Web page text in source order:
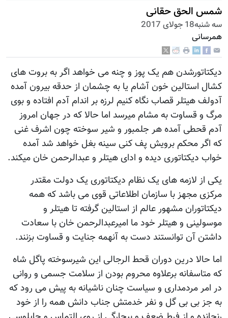
شمس الحق حقانی
سه شنبه18 جولای 2017
همرسانی
دیکتاتورشدن هم یک پوز و چنه می خواهد اگر به بروت های
کشال استالین خون آشام یا به چشمان از حدقه بیرون آمده
آدولف هیتلر قصاب نگاه کنیم لرزه بر اندام آدم افتاده و بوی
مرگ و قساوت به مشام میرسد اما حالا که در جهان امروز
آدم قحطی آمده هر جلمبور و شیر سوخته چون اشرف غنی
که اگر محکم برویش پف کنی سینه بغل خواهد شد آمده
خواب دیکتاتوری دیده و ادای هیتلر و عبدالرحمن خان میکند.
یکی از لازمه های یک نظام دیکتاتوری یک دولت مقتدر
مرکزی مجهز با سازمان اطلاعاتی قوی می باشد که همه
دیکتاتوران مشهور عالم از استالین گرفته تا هیتلر و
موسولینی و هیتلر خود ما امیرعبدالرحمن خان با سعادت
داشتن آن توانستند دست به آنهمه جنایت و قساوت بزنند.
اما حالا درین دوران قحط الرجالی این شیرسوخته پاگل شاه
که متاسفانه برعلاوه محروم بودن از سلامت جسمی و روانی
در امر مردمداری و سیاست چنان ناشیانه به پیش می رود که
به جز بی بی گل و نفر خدمتش جناب دانش همه را از خود